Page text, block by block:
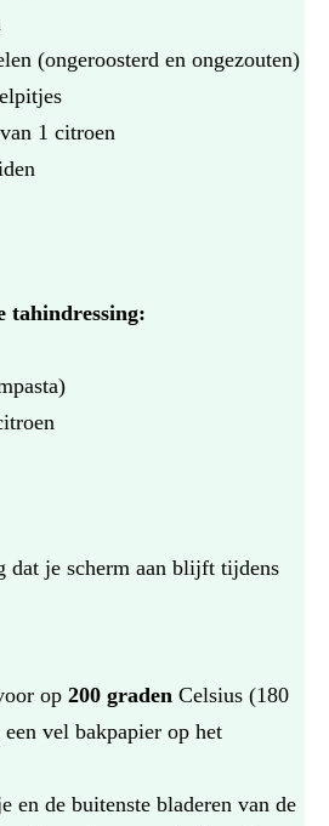
(ongeroosterd en ongezouten)
1 citroen
tahindressing:
dat je scherm aan blijft tijdens
op 200 graden Celsius (180
vel bakpapier op het
en de buitenste bladeren van de